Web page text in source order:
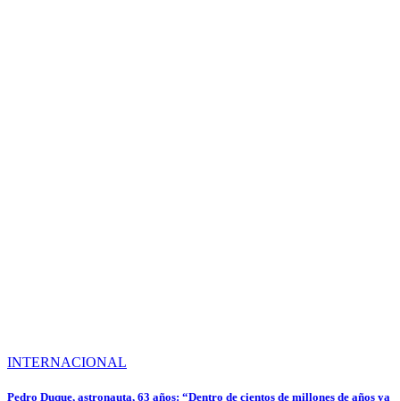
INTERNACIONAL
Pedro Duque, astronauta, 63 años: “Dentro de cientos de millones de años ya